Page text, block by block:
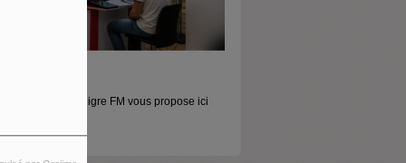
baladeurs Aligre FM vous propose ici